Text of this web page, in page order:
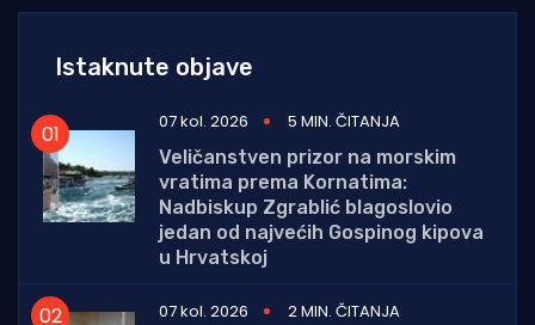
Istaknute objave
07 kol. 2026
5 MIN. ČITANJA
Veličanstven prizor na morskim
vratima prema Kornatima:
Nadbiskup Zgrablić blagoslovio
jedan od najvećih Gospinog kipova
u Hrvatskoj
07 kol. 2026
2 MIN. ČITANJA